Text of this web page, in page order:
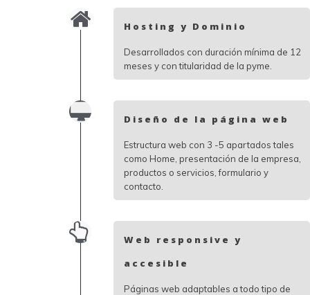
Hosting y Dominio
Desarrollados con duración mínima de 12
meses y con titularidad de la pyme.
Diseño de la página web
Estructura web con 3 -5 apartados tales
como Home, presentación de la empresa,
productos o servicios, formulario y
contacto.
Web responsive y
accesible
Páginas web adaptables a todo tipo de